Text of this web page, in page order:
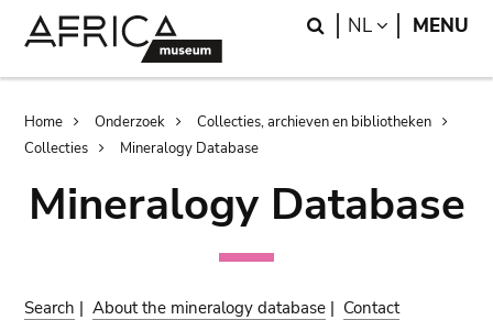
Search
NL LANGUAGE
MENU
Breadcrumb
Home Onderzoek
Collecties, archieven en bibliotheken
Collecties
Mineralogy Database
Mineralogy Database
Search |About the mineralogy database | Contact